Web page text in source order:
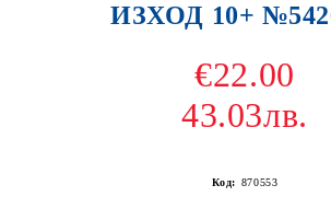
ИЗХОД 10+
€22.00
43.03лв.
Код: 870553